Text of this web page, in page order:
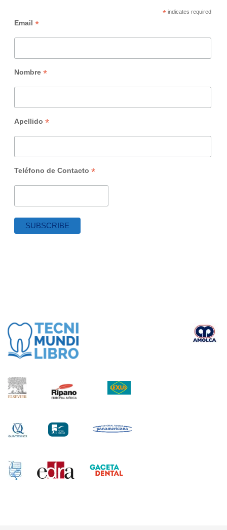
*indicates required
Email *
Nombre *
Apellido *
Teléfono de Contacto *